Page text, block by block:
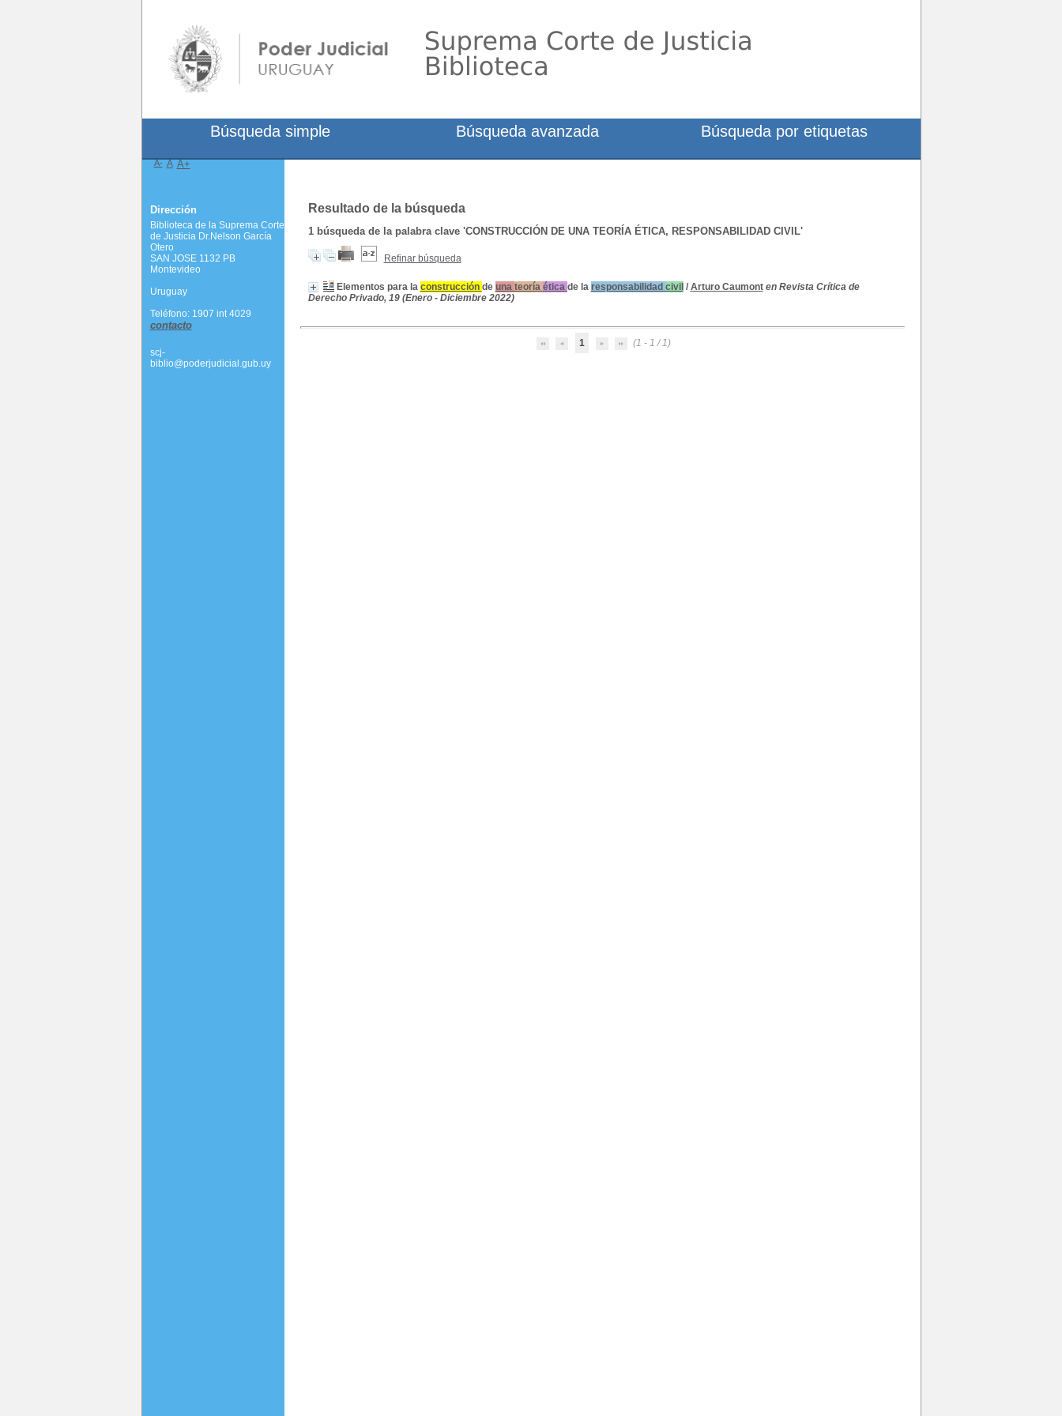
Resultado de la búsqueda
1búsqueda de la palabra clave 'CONSTRUCCIÓN DE UNA TEORÍA ÉTICA, RESPONSABILIDAD CIVIL'
Refinar búsqueda
Elementos para la construcción de una teoría ética de la responsabilidad civil / Arturo Caumont en Revista Crítica de
Derecho Privado, 19 (Enero - Diciembre 2022)
1 (1 - 1 / 1)
Búsqueda simple Búsqueda avanzada Búsqueda por etiquetas
A- A A+
Dirección
Biblioteca de la Suprema Corte
de Justicia Dr.Nelson García
Otero
SAN JOSE 1132 PB
Montevideo
Uruguay
Teléfono: 1907 int 4029
contacto
scj-
biblio@poderjudicial.gub.uy